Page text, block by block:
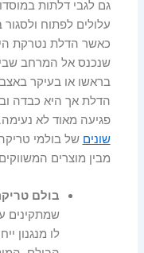
גם לגבי דלתות
עלולים לפתוח
כאשר הדלת נטרקת
שנכנס אל המרחב
בראשו או בעיקר
הדלת אך היא כבדה
פגיעה מאוד לא
שונים של בולמי
מבין מוצרים
בולם
שמתקינים
לו מנגנון